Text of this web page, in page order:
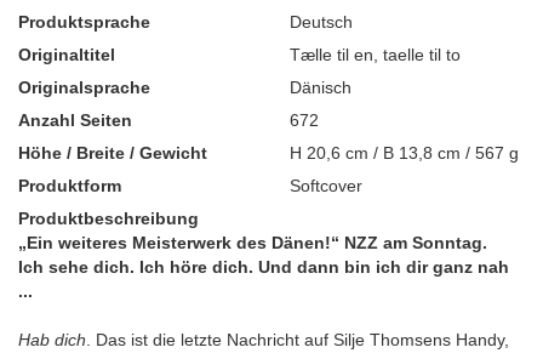
Produktsprache
Deutsch
Originaltitel
Tælle til en, taelle til to
Originalsprache
Dänisch
Anzahl Seiten
672
Höhe / Breite / Gewicht
H 20,6 cm / B 13,8 cm / 567 g
Produktform
Softcover
Produktbeschreibung
„Ein weiteres Meisterwerk des Dänen!“ NZZ am Sonntag.
Ich sehe dich. Ich höre dich. Und dann bin ich dir ganz nah
...
Hab dich . Das ist die letzte Nachricht auf Silje Thomsens Handy,